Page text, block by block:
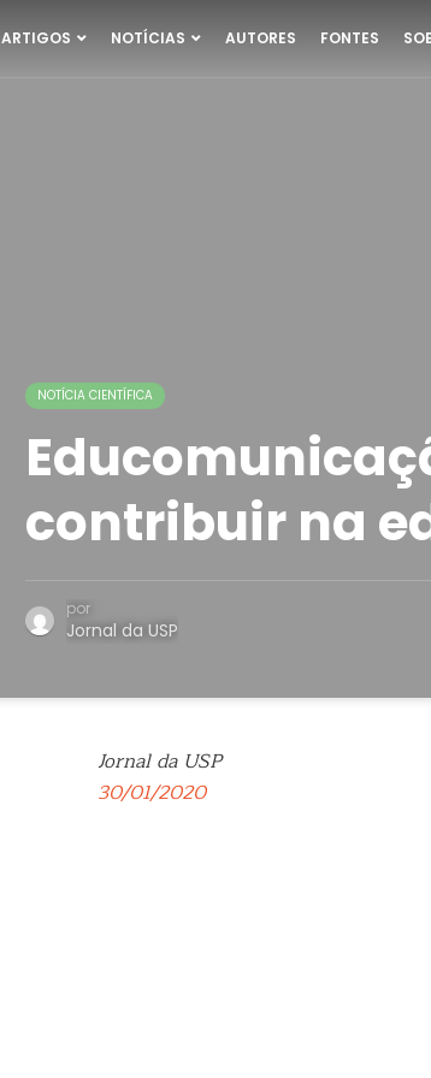
ARTIGOS NOTÍCIAS AUTORES FONTES
NOTÍCIA CIENTÍFICA
contribuir na
por
Jornal da USP
Jornal da USP
30/01/2020